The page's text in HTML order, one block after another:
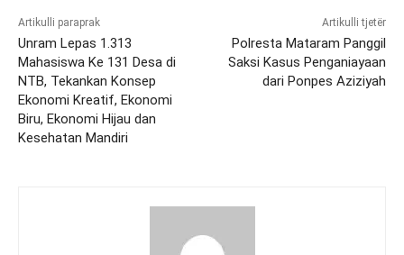
Artikulli paraprak
Unram Lepas 1.313
Mahasiswa Ke 131 Desa di
NTB, Tekankan Konsep
Ekonomi Kreatif, Ekonomi
Biru, Ekonomi Hijau dan
Kesehatan Mandiri
Artikulli tjetër
Polresta Mataram Panggil
Saksi Kasus Penganiayaan
dari Ponpes Aziziyah